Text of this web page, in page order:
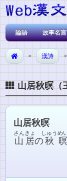
論語 故事名言
> 漢詩
山居秋暝（
山居秋暝
山居
さんきょ
の秋
しゅう
暝
め